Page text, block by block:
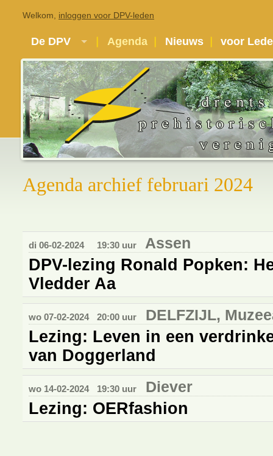
Agenda archief februari 2024
di 06-02-2024 19:30 uur Assen
DPV-lezing Ronald Popken:
Vledder Aa
wo 07-02-2024 20:00 uur DELFZIJL,
Lezing: Leven in een
van Doggerland
wo 14-02-2024 19:30 uur Diever
Lezing: OERfashion
Welkom, inloggen voor DPV-leden
De DPV Agenda Nieuws voor